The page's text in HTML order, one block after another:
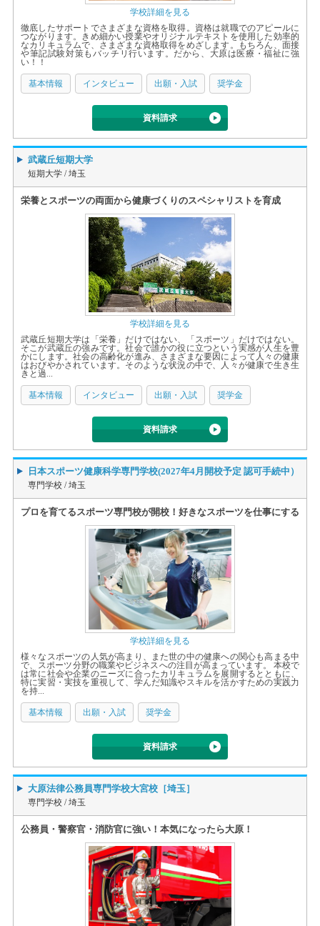
学校詳細を見る
徹底したサポートでさまざまな資格を取得。資格は就職でのアピールに
つながります。きめ細かい授業やオリジナルテキストを使用した効率的
なカリキュラムで、さまざまな資格取得をめざします。もちろん、面接
や筆記試験対策もバッチリ行います。だから、大原は医療・福祉に強
い！！
基本情報 インタビュー 出願・入試 奨学金
資料請求
武蔵丘短期大学
短期大学 /埼玉
栄養とスポーツの両面から健康づくりのスペシャリストを育成
学校詳細を見る
武蔵丘短期大学は「栄養」だけではない、「スポーツ」だけではない。
そこが武蔵丘の強みです。社会で誰かの役に立つという実感が人生を豊
かにします。社会の高齢化が進み、さまざまな要因によって人々の健康
はおびやかされています。そのような状況の中で、人々が健康で生き生
きと過...
基本情報 インタビュー 出願・入試 奨学金
資料請求
日本スポーツ健康科学専門学校(2027年4月開校予定 認可手続中）
専門学校 /埼玉
プロを育てるスポーツ専門校が開校！好きなスポーツを仕事にする
学校詳細を見る
様々なスポーツの人気が高まり、また世の中の健康への関心も高まる中
で、スポーツ分野の職業やビジネスへの注目が高まっています。 本校で
は常に社会や企業のニーズに合ったカリキュラムを展開するとともに、
特に実習・実技を重視して、学んだ知識やスキルを活かすための実践力
を持...
基本情報 出願・入試 奨学金
資料請求
大原法律公務員専門学校大宮校［埼玉］
専門学校 /埼玉
公務員・警察官・消防官に強い！本気になったら大原！